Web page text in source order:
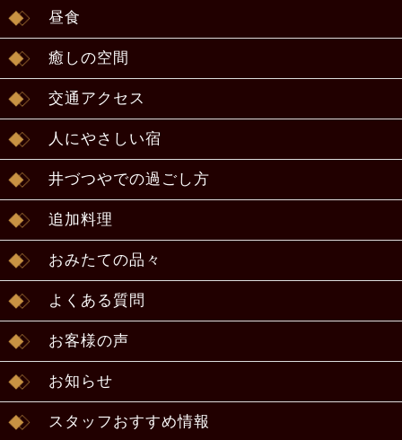
昼食
癒しの空間
交通アクセス
人にやさしい宿
井づつやでの過ごし方
追加料理
おみたての品々
よくある質問
お客様の声
お知らせ
スタッフおすすめ情報